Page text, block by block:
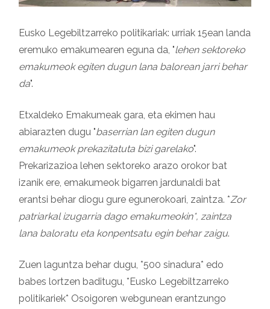
Eusko Legebiltzarreko politikariak: urriak 15ean landa
eremuko emakumearen eguna da, "lehen sektoreko
emakumeok egiten dugun lana balorean jarri behar
da".
Etxaldeko Emakumeak gara, eta ekimen hau
abiarazten dugu "baserrian lan egiten dugun
emakumeok prekazitatuta bizi garelako".
Prekarizazioa lehen sektoreko arazo orokor bat
izanik ere, emakumeok bigarren jardunaldi bat
erantsi behar diogu gure egunerokoari, zaintza. *Zor
patriarkal izugarria dago emakumeokin*, zaintza
lana baloratu eta konpentsatu egin behar zaigu.
Zuen laguntza behar dugu, *500 sinadura* edo
babes lortzen baditugu, *Eusko Legebiltzarreko
politikariek* Osoigoren webgunean erantzungo